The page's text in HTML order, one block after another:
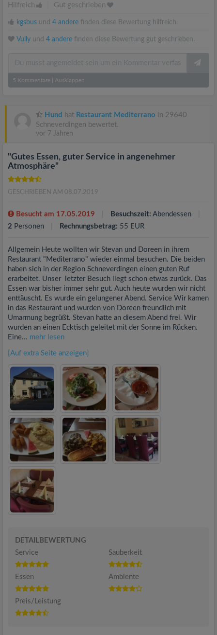
Hilfreich Gut geschrieben
kgsbus und 4 andere finden diese Bewertung hilfreich.
Vully und 4 andere finden diese Bewertung gut geschrieben.
5 Kommentare Ausklappen
Hund hat Restaurant Mediterrano in 29640
Schneverdingen bewertet.
vor 7 Jahren
"Gutes Essen, guter Service in angenehmer
Atmosphäre"
GESCHRIEBEN AM 08.07.2019
Besucht am 17.05.2019 Besuchszeit: Abendessen
2 Personen Rechnungsbetrag: 55 EUR
Allgemein Heute wollten wir Stevan und Doreen in ihrem
Restaurant "Mediterrano" wieder einmal besuchen. Die beiden
haben sich in der Region Schneverdingen einen guten Ruf
erarbeitet. Unser letzter Besuch liegt schon etwas zurück. Das
Essen war bisher immer sehr gut. Auch heute wurden wir nicht
enttäuscht. Es wurde ein gelungener Abend. Service Wir kamen
in das Restaurant und wurden von Doreen freundlich mit
Umarmung begrüßt. Stevan hatte an diesem Abend frei. Wir
wurden an einen Ecktisch geleitet mit der Sonne im Rücken.
Eine... mehr lesen
[Auf extra Seite anzeigen]
DETAILBEWERTUNG
Service
Sauberkeit
Essen Ambiente
Preis/Leistung